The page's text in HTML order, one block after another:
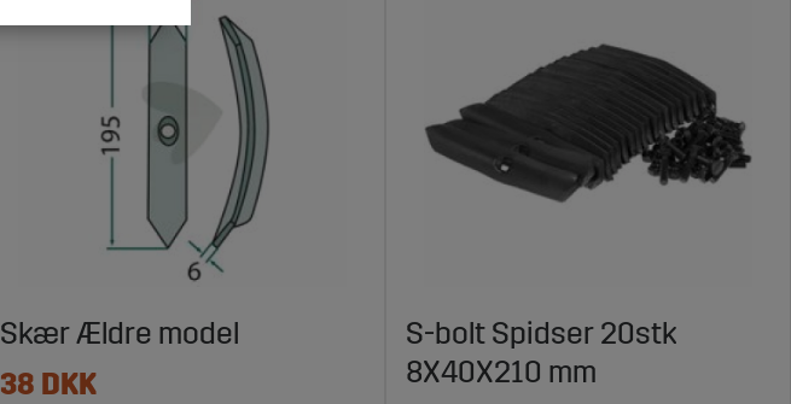
Skær Ældre model
38 DKK
S-bolt Spidser 20stk
8X40X210 mm